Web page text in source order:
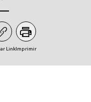
LinkImprimir